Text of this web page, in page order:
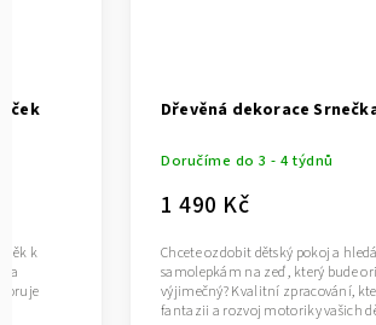
k
a
Dřevěná dekorace
Doručíme do 3 - 4 týdnů
1 490 Kč
Chcete ozdobit dětský pokoj a
samolepkám na zeď , který bude
výjimečný? Kvalitní zpracování,
fantazii a rozvoj motoriky vašich